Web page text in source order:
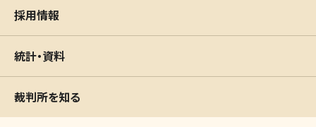
採用情報
統計・資料
裁判所を知る